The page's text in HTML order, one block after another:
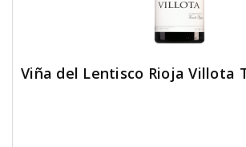
Viña del Lentisco Rioja Villota